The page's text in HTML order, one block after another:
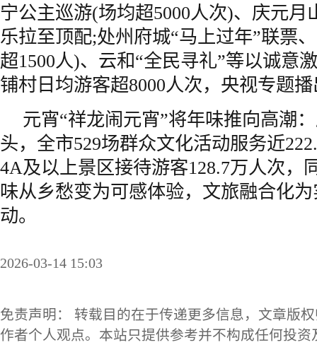
宁公主巡游(场均超5000人次)、庆元月
乐拉至顶配;处州府城“马上过年”联票
超1500人)、云和“全民寻礼”等以诚意
铺村日均游客超8000人次，央视专题
元宵“祥龙闹元宵”将年味推向高潮
头，全市529场群众文化活动服务近
4A及以上景区接待游客128.7万人次，
味从乡愁变为可感体验，文旅融合化
动。
2026-03-14 15:03
免责声明： 转载目的在于传递更多信息，文章版
作者个人观点。本站只提供参考并不构成任何投